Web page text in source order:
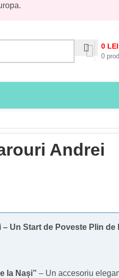
0
0 LEI
Andrei
Un Start de Poveste Plin de
la Nași” – Un accesoriu